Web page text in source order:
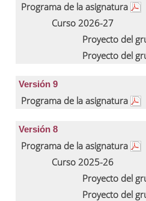
Programa de la asignatura
Curso 2026-27
Proyecto del
Proyecto del
Versión 9
Programa de la asignatura
Versión 8
Programa de la asignatura
Curso 2025-26
Proyecto del
Proyecto del